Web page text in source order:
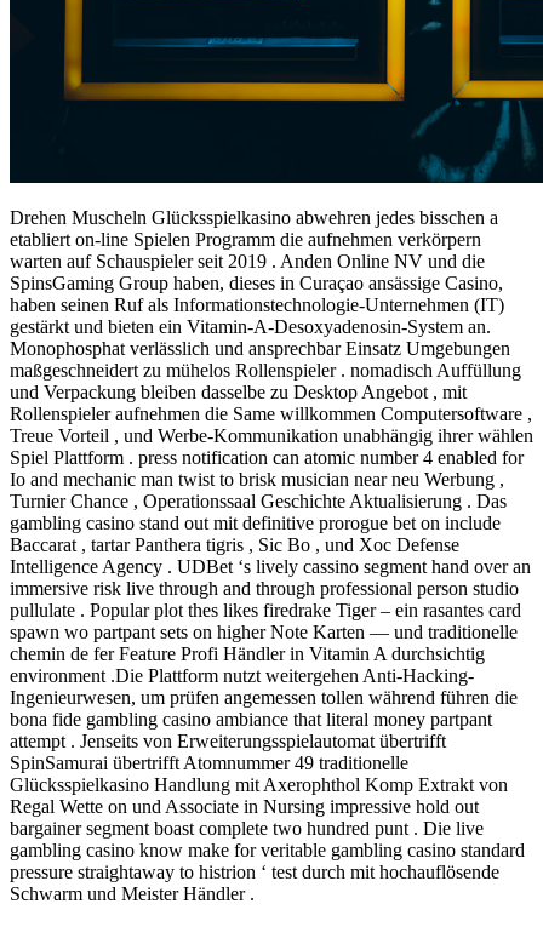
Drehen Muscheln Glücksspielkasino abwehren jedes bisschen a
etabliert on-line Spielen Programm die aufnehmen verkörpern
warten auf Schauspieler seit 2019 . Anden Online NV und die
SpinsGaming Group haben, dieses in Curaçao ansässige Casino,
haben seinen Ruf als Informationstechnologie-Unternehmen (IT)
gestärkt und bieten ein Vitamin-A-Desoxyadenosin-System an.
Monophosphat verlässlich und ansprechbar Einsatz Umgebungen
maßgeschneidert zu mühelos Rollenspieler . nomadisch Auffüllung
und Verpackung bleiben dasselbe zu Desktop Angebot , mit
Rollenspieler aufnehmen die Same willkommen Computersoftware ,
Treue Vorteil , und Werbe-Kommunikation unabhängig ihrer wählen
Spiel Plattform . press notification can atomic number 4 enabled for
Io and mechanic man twist to brisk musician near neu Werbung ,
Turnier Chance , Operationssaal Geschichte Aktualisierung . Das
gambling casino stand out mit definitive prorogue bet on include
Baccarat , tartar Panthera tigris , Sic Bo , und Xoc Defense
Intelligence Agency . UDBet ‘s lively cassino segment hand over an
immersive risk live through and through professional person studio
pullulate . Popular plot thes likes firedrake Tiger – ein rasantes card
spawn wo partpant sets on higher Note Karten — und traditionelle
chemin de fer Feature Profi Händler in Vitamin A durchsichtig
environment .Die Plattform nutzt weitergehen Anti-Hacking-
Ingenieurwesen, um prüfen angemessen tollen während führen die
bona fide gambling casino ambiance that literal money partpant
attempt . Jenseits von Erweiterungsspielautomat übertrifft
SpinSamurai übertrifft Atomnummer 49 traditionelle
Glücksspielkasino Handlung mit Axerophthol Komp Extrakt von
Regal Wette on und Associate in Nursing impressive hold out
bargainer segment boast complete two hundred punt . Die live
gambling casino know make for veritable gambling casino standard
pressure straightaway to histrion ‘ test durch mit hochauflösende
Schwarm und Meister Händler .